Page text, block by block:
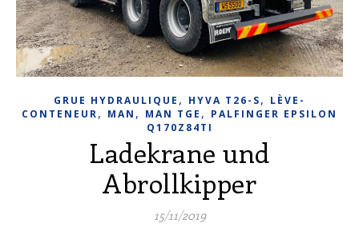
GRUE HYDRAULIQUE , HYVA T26-S, LÈVE-
CONTENEUR, MAN , MAN TGE , PALFINGER EPSILON
Q170Z84TI
Ladekrane und
Abrollkipper
15/11/2019